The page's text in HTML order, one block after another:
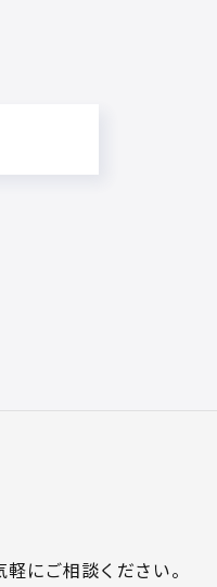
にご相談ください。